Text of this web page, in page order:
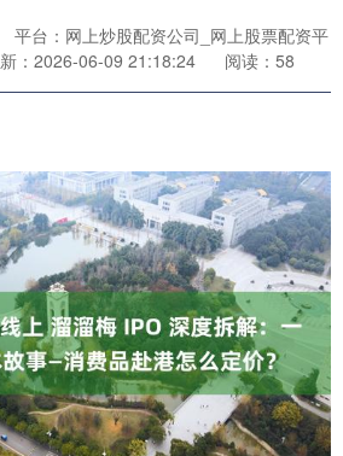
平台：网上炒股配资公司_网上股票配资平
：2026-06-09 21:18:24 阅读：58